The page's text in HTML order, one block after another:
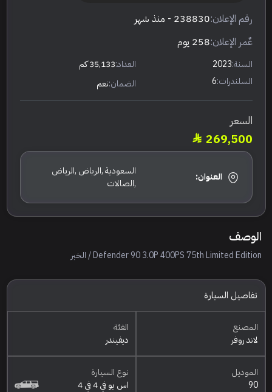
رقم الإعلان:238830 - منذ شهر
عٌمر الإعلان:258 يوم
السنة:2023 العداد:35,133 كم
السلندرات:6 الضمان:نعم
السعر
269,500
العنوان:
السعودية ,الرياض ,الرياض
,الصالات
الوصف
Defender 90 3.0P 400PS 75th Limited Edition / الخبر
تفاصيل السيارة
المصنع
لاند روفر
الفئة
ديفيندر
الموديل
90
نوع السيارة
اس يو في 4 في 4